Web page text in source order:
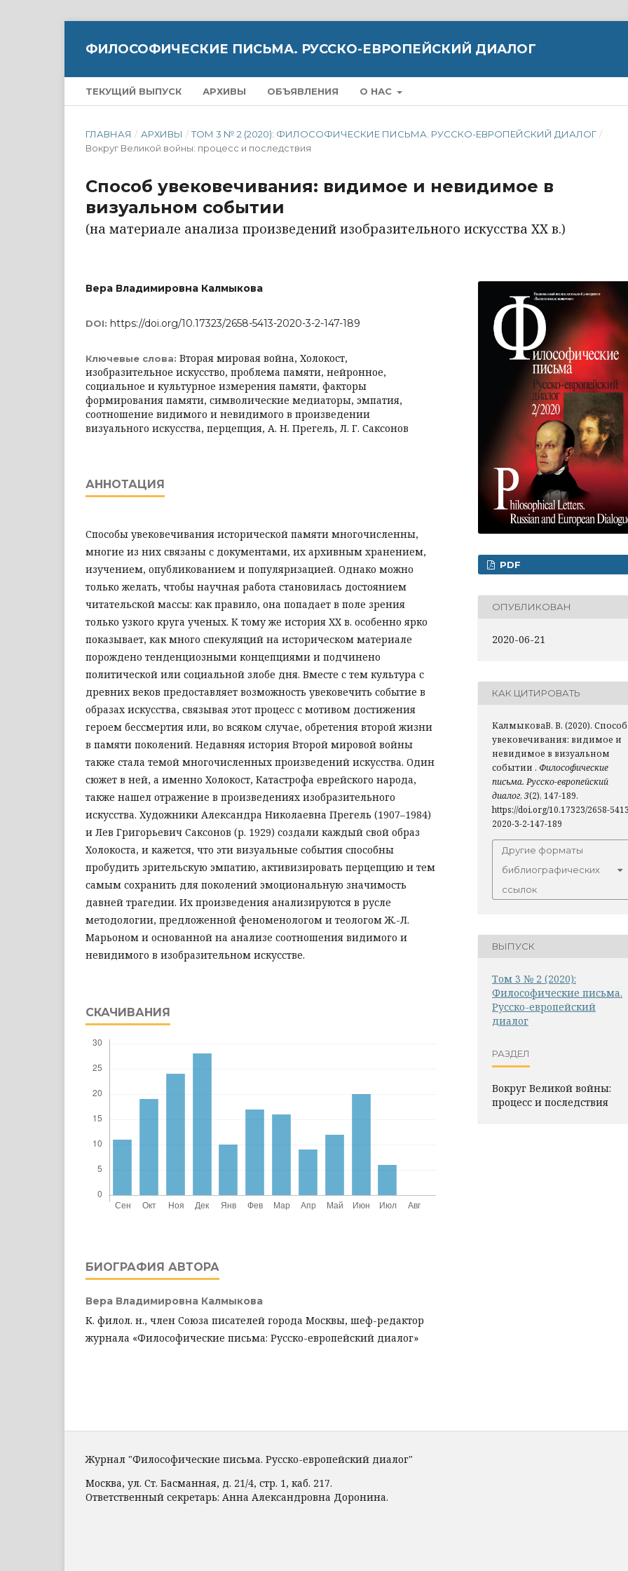
ФИЛОСОФИЧЕСКИЕ ПИСЬМА. РУССКО-ЕВРОПЕЙСКИЙ ДИАЛОГ
ТЕКУЩИЙ ВЫПУСК АРХИВЫ ОБЪЯВЛЕНИЯ О НАС
ГЛАВНАЯ / АРХИВЫ / ТОМ 3 № 2 (2020): ФИЛОСОФИЧЕСКИЕ ПИСЬМА. РУССКО-ЕВРОПЕЙСКИЙ ДИАЛОГ /
Вокруг Великой войны: процесс и последствия
Способ увековечивания: видимое и невидимое в
визуальном событии
(на материале анализа произведений изобразительного искусства XX в.)
Вера Владимировна Калмыкова
DOI: https://doi.org/10.17323/2658-5413-2020-3-2-147-189
Ключевые слова: Вторая мировая война, Холокост,
изобразительное искусство, проблема памяти, нейронное,
социальное и культурное измерения памяти, факторы
формирования памяти, символические медиаторы, эмпатия,
соотношение видимого и невидимого в произведении
визуального искусства, перцепция, А. Н. Прегель, Л. Г. Саксонов
АННОТАЦИЯ
Способы увековечивания исторической памяти многочисленны,
многие из них связаны с документами, их архивным хранением,
изучением, опубликованием и популяризацией. Однако можно
только желать, чтобы научная работа становилась достоянием
читательской массы: как правило, она попадает в поле зрения
только узкого круга ученых. К тому же история XX в. особенно ярко
показывает, как много спекуляций на историческом материале
порождено тенденциозными концепциями и подчинено
политической или социальной злобе дня. Вместе с тем культура с
древних веков предоставляет возможность увековечить событие в
образах искусства, связывая этот процесс с мотивом достижения
героем бессмертия или, во всяком случае, обретения второй жизни
в памяти поколений. Недавняя история Второй мировой войны
также стала темой многочисленных произведений искусства. Один
сюжет в ней, а именно Холокост, Катастрофа еврейского народа,
также нашел отражение в произведениях изобразительного
искусства. Художники Александра Николаевна Прегель (1907–1984)
и Лев Григорьевич Саксонов (р. 1929) создали каждый свой образ
Холокоста, и кажется, что эти визуальные события способны
пробудить зрительскую эмпатию, активизировать перцепцию и тем
самым сохранить для поколений эмоциональную значимость
давней трагедии. Их произведения анализируются в русле
методологии, предложенной феноменологом и теологом Ж.-Л.
Марьоном и основанной на анализе соотношения видимого и
невидимого в изобразительном искусстве.
СКАЧИВАНИЯ
БИОГРАФИЯ АВТОРА
Вера Владимировна Калмыкова
К. филол. н., член Союза писателей города Москвы, шеф-редактор
журнала «Философические письма: Русско-европейский диалог»
PDF
ОПУБЛИКОВАН
2020-06-21
КАК ЦИТИРОВАТЬ
КалмыковаВ. В. (2020). Способ
увековечивания: видимое и
невидимое в визуальном
событии . Философические
письма. Русско-европейский
диалог, 3(2), 147-189.
https://doi.org/10.17323/2658-
2020-3-2-147-189
Другие форматы
библиографических
ссылок
ВЫПУСК
Том 3 № 2 (2020):
Философические письма.
Русско-европейский
диалог
РАЗДЕЛ
Вокруг Великой войны:
процесс и последствия
Журнал "Философические письма. Русско-европейский диалог"
Москва, ул. Ст. Басманная, д. 21/4, стр. 1, каб. 217.
Ответственный секретарь: Анна Александровна Доронина.